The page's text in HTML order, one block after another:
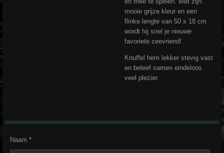
mooie grijze kleur en een
flinke lengte van 50 x 18 cm
wordt hij snel je nieuwe
favoriete zeevriend!
Knuffel hem lekker stevig vast
en beleef samen eindeloos
veel plezier.
Naam *